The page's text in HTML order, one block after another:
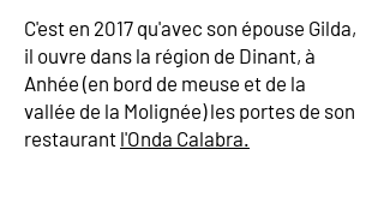
C'est en 2017 qu'avec son épouse Gilda,
il ouvre dans la région de Dinant, à
Anhée (en bord de meuse et de la
vallée de la Molignée) les portes de son
restaurant l'Onda Calabra.